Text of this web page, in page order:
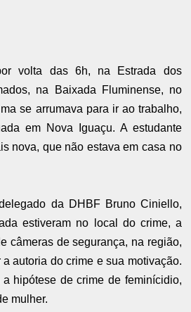
volta das 6h, na Estrada dos
na Baixada Fluminense, no
se arrumava para ir ao trabalho,
em Nova Iguaçu. A estudante
nova, que não estava em casa no
da DHBF Bruno Ciniello,
estiveram no local do crime, a
câmeras de segurança, na região,
autoria do crime e sua motivação.
hipótese de crime de feminícidio,
mulher.